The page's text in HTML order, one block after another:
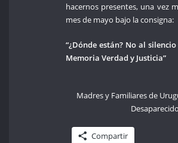
hacernos presentes, una vez
mes de mayo bajo la consigna:
“¿Dónde están? No al
Memoria Verdad y Justicia”
Madres y Familiares de
Compartir